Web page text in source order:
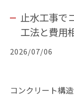
止水工事で
工法と費用
2026/07/06
コンクリート構